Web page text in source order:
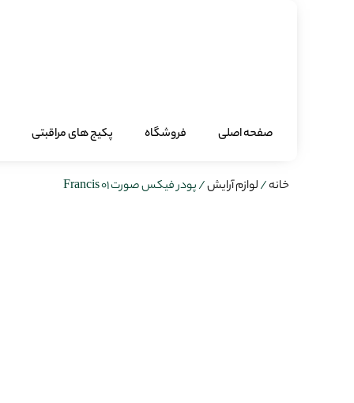
صفحه اصلی فروشگاه پکیج های مراقبتی
خانه/لوازم آرایش/ پودر فیکس صورت 01 Francis